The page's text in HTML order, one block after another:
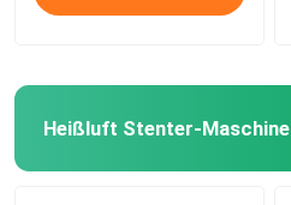
Über uns
Heißluft Stenter-Maschine